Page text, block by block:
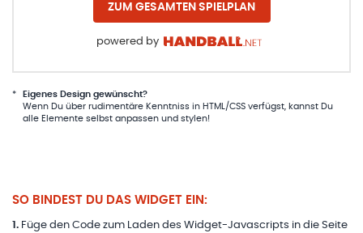
ZUM GESAMTEN SPIELPLAN
powered by
*
Eigenes Design gewünscht?
Wenn Du über rudimentäre Kenntniss in HTML/CSS verfügst, kannst Du
alle Elemente selbst anpassen und stylen!
SO BINDEST DU DAS WIDGET EIN:
1 . Füge den Code zum Laden des Widget-Javascripts in die Seite